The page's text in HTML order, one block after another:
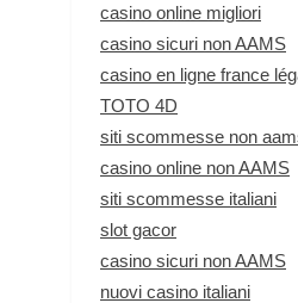
casino online migliori
casino sicuri non AAMS
casino en ligne france
TOTO 4D
siti scommesse non
casino online non AAMS
siti scommesse italiani
slot gacor
casino sicuri non AAMS
nuovi casino italiani